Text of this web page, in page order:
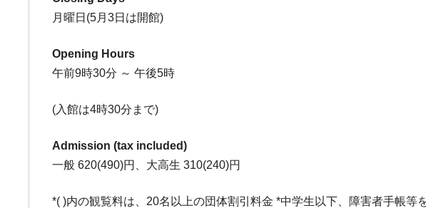
月曜日(5月3日は開館)
Opening Hours
午前9時30分 ～ 午後5時
(入館は4時30分まで)
Admission (tax included)
一般 620(490)円、大高生 310(240)円
*( )内の観覧料は、20名以上の団体割引料金 *中学生以下、障害者手帳等